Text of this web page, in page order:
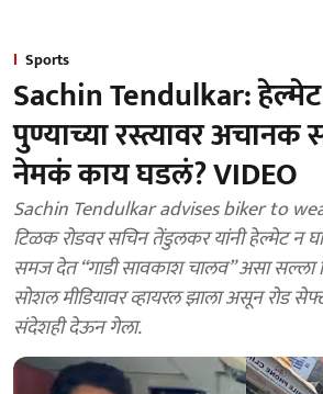
Sports
Sachin Tendulkar:
पुण्याच्या रस्त्यावर अचानक
नेमकं काय घडलं? VIDEO
Sachin Tendulkar advises biker to
टिळक रोडवर सचिन तेंडुलकर यांनी हेल्मेट न
समज देत “गाडी सावकाश चालव” असा सल्ला
सोशल मीडियावर व्हायरल झाला असून रोड
संदेशही देऊन गेला.